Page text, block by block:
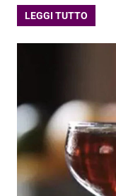
LEGGI TUTTO